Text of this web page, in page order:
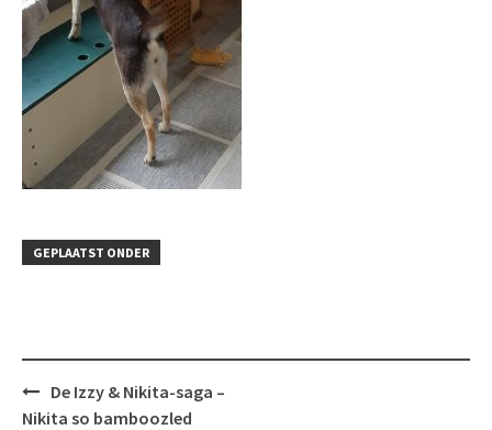
GEPLAATST ONDER
Bericht
navigatie
De Izzy & Nikita-saga –
Nikita so bamboozled